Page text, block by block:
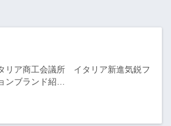
リア商工会議所 イタリア新進気鋭フ
ンブランド紹…